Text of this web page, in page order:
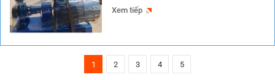
Xem tiếp
1 2 3 4 5